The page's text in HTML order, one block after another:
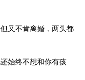
又不肯离婚，两头都
始终不想和你有孩